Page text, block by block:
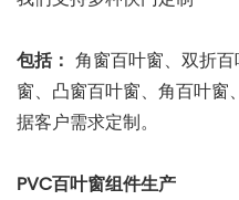
包括： 角窗百叶窗、双折
窗、凸窗百叶窗、角百叶
据客户需求定制。
PVC百叶窗组件生产